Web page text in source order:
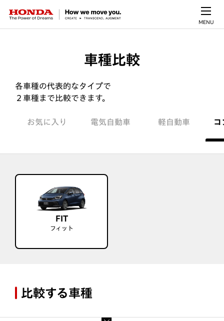
MENU
車種比較
各車種の代表的なタイプで
２車種まで比較できます。
お気に入り 電気自動車 軽自動車 コ
FIT
フィット
比較する車種